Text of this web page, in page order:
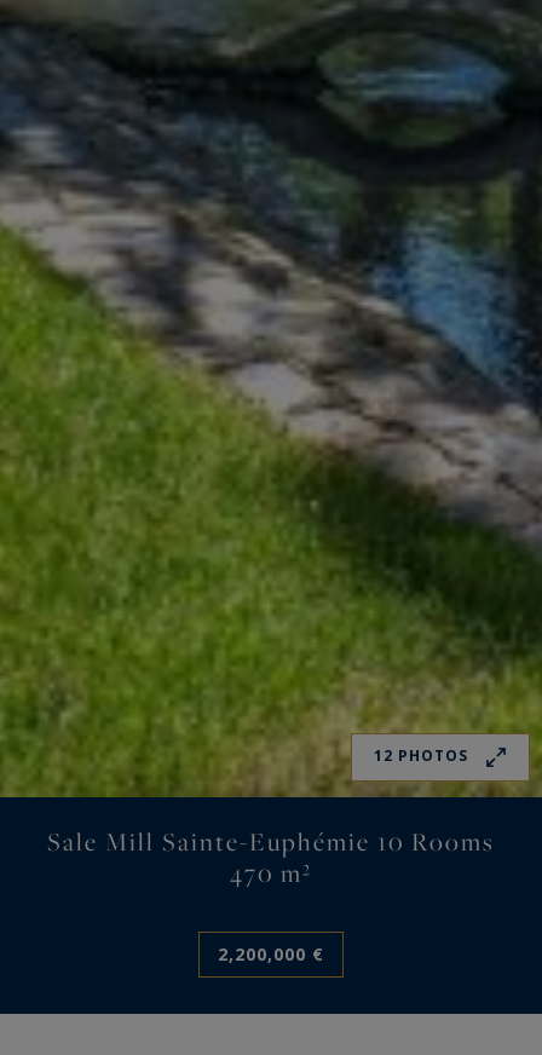
12 PHOTOS
Sale Mill Sainte-Euphémie 10 Rooms
470 m²
2,200,000 €